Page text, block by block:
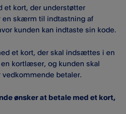
et kort, der understøtter
en skærm til indtastning af
kunden kan indtaste sin kode.
et kort, der skal indsættes i en
kortlæser, og kunden skal
betaler.
ønsker at betale med et kort,